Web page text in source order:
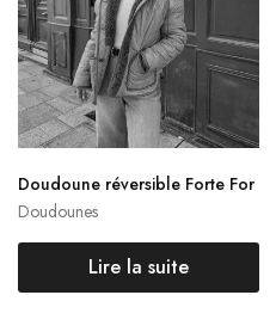
Doudounes
Doudoune réversible Forte For
te
Lire la suite